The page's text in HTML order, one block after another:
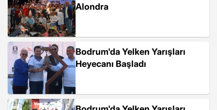
Alondra
Bodrum'da Yelken Yarışları
Heyecanı Başladı